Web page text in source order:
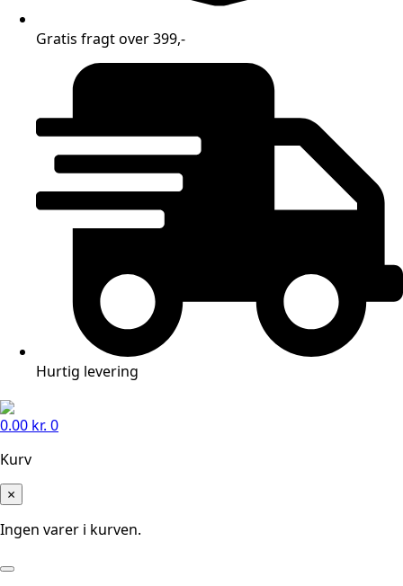
Gratis fragt over 399,-
Hurtig levering
0.00 kr. 0
Kurv
×
Ingen varer i kurven.